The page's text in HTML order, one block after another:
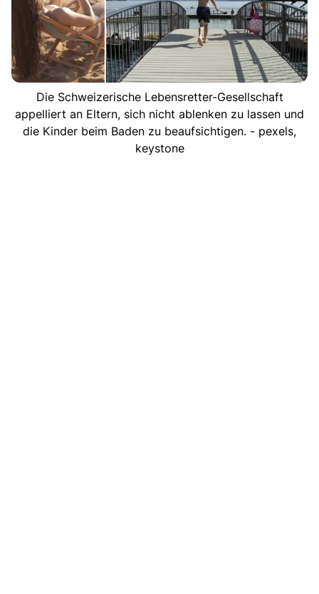
Die Schweizerische Lebensretter-Gesellschaft
appelliert an Eltern, sich nicht ablenken zu lassen und
die Kinder beim Baden zu beaufsichtigen. - pexels,
keystone